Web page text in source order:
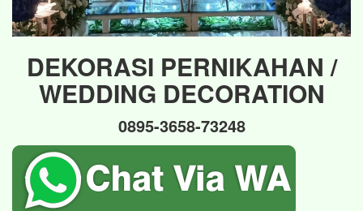
DEKORASI PERNIKAHAN /
WEDDING DECORATION
0895-3658-73248